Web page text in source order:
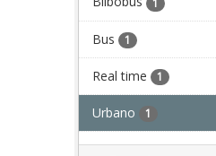
Bus 1
Real time 1
Urbano 1